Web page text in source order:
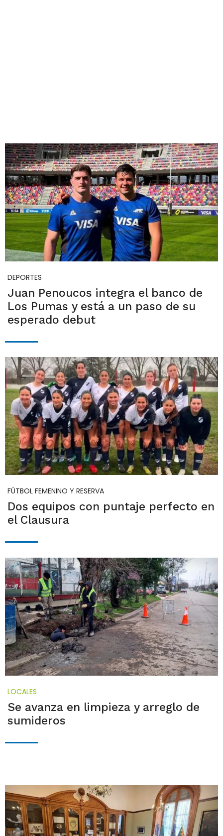
DEPORTES
Juan Penoucos integra el banco de
Los Pumas y está a un paso de su
esperado debut
FÚTBOL FEMENINO Y RESERVA
Dos equipos con puntaje perfecto en
el Clausura
LOCALES
Se avanza en limpieza y arreglo de
sumideros